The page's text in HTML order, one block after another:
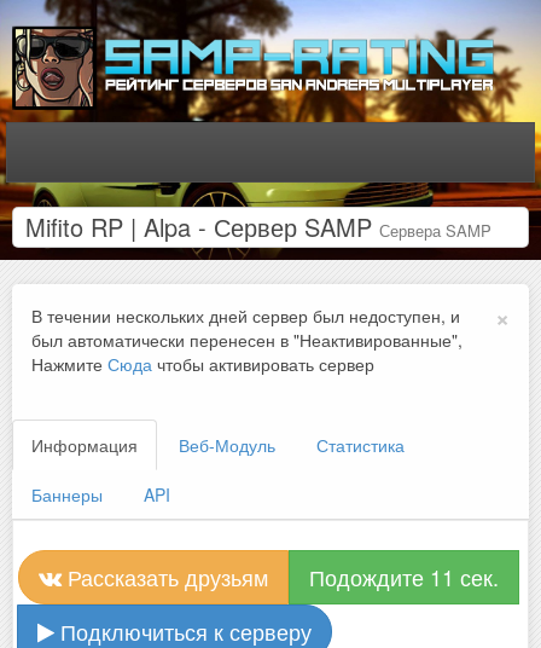
Mifito RP | Alpa - Сервер SAMP Сервера SAMP
×
В течении нескольких дней сервер был недоступен, и
был автоматически перенесен в "Неактивированные",
Нажмите Сюда чтобы активировать сервер
Информация Веб-Модуль Статистика
Баннеры API
Рассказать друзьям
Подождите 11 сек.
Подключиться к серверу